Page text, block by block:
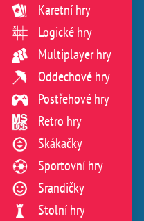
Karetní hry
Logické hry
Multiplayer hry
Oddechové hry
Postřehové hry
Retro hry
Skákačky
Sportovní hry
Srandičky
Stolní hry